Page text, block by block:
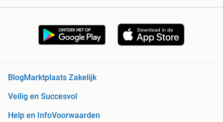
BlogMarktplaats Zakelijk
Veilig en Succesvol
Help en InfoVoorwaarden